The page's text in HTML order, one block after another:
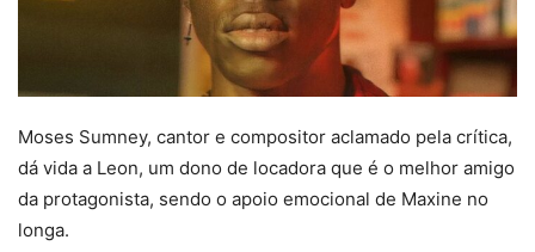
Moses Sumney, cantor e compositor aclamado pela crítica,
dá vida a Leon, um dono de locadora que é o melhor amigo
da protagonista, sendo o apoio emocional de Maxine no
longa.